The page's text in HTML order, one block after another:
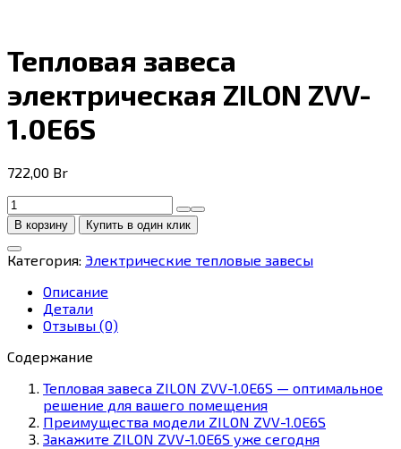
Тепловая завеса
электрическая ZILON ZVV-
1.0E6S
722,00 Br
Количество
товара
Тепловая
завеса
электрическая
ZILON
ZVV-
1.0E6S
В корзину Купить в один клик
Категория: Электрические тепловые завесы
Описание
Детали
Отзывы (0)
Содержание
Тепловая завеса ZILON ZVV-1.0E6S — оптимальное
решение для вашего помещения
Преимущества модели ZILON ZVV-1.0E6S
Закажите ZILON ZVV-1.0E6S уже сегодня